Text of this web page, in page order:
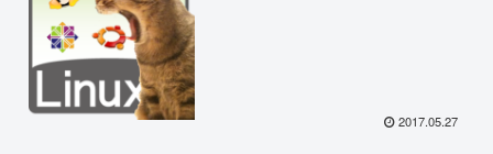
2017.05.27